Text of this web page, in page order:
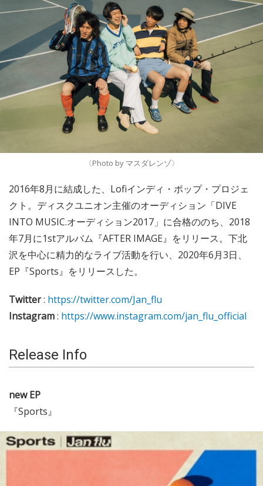
〈Photo by マスダレンゾ〉
2016年8月に結成した、Lofiインディ・ポップ・プロジェ
クト。ディスクユニオン主催のオーディション「DIVE
INTO MUSIC.オーディション2017」に合格ののち、2018
年7月に1stアルバム『AFTER IMAGE』をリリース。下北
沢を中心に精力的なライブ活動を行い、2020年6月3日、
EP『Sports』をリリースした。
Twitter: https://twitter.com/Jan_flu
Instagram: https://www.instagram.com/jan_flu_official
Release Info
new EP
『Sports』